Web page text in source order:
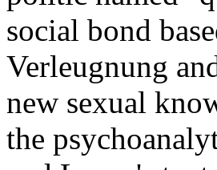
social bond
Verleugnung
new sexual
the